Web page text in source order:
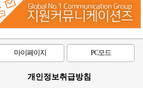
마이페이지 PC모드
개인정보취급방침